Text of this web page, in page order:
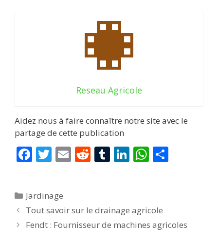
Reseau Agricole
Aidez nous à faire connaître notre site avec le
partage de cette publication
F
b
o
o
T
er
E R
t
T
r
Li
dI
n
W
A
p
er
Catégories
Jardinage
Tout savoir sur le drainage agricole
Fendt : Fournisseur de machines agricoles